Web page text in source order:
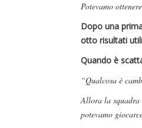
Potevamo
Dopo una
otto risultati
Quando è
“Qualcosa è
Allora la squadra
potevamo